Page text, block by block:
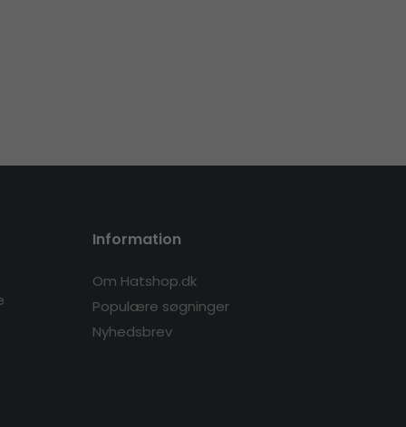
Information
Om Hatshop.dk
Populære søgninger
Nyhedsbrev